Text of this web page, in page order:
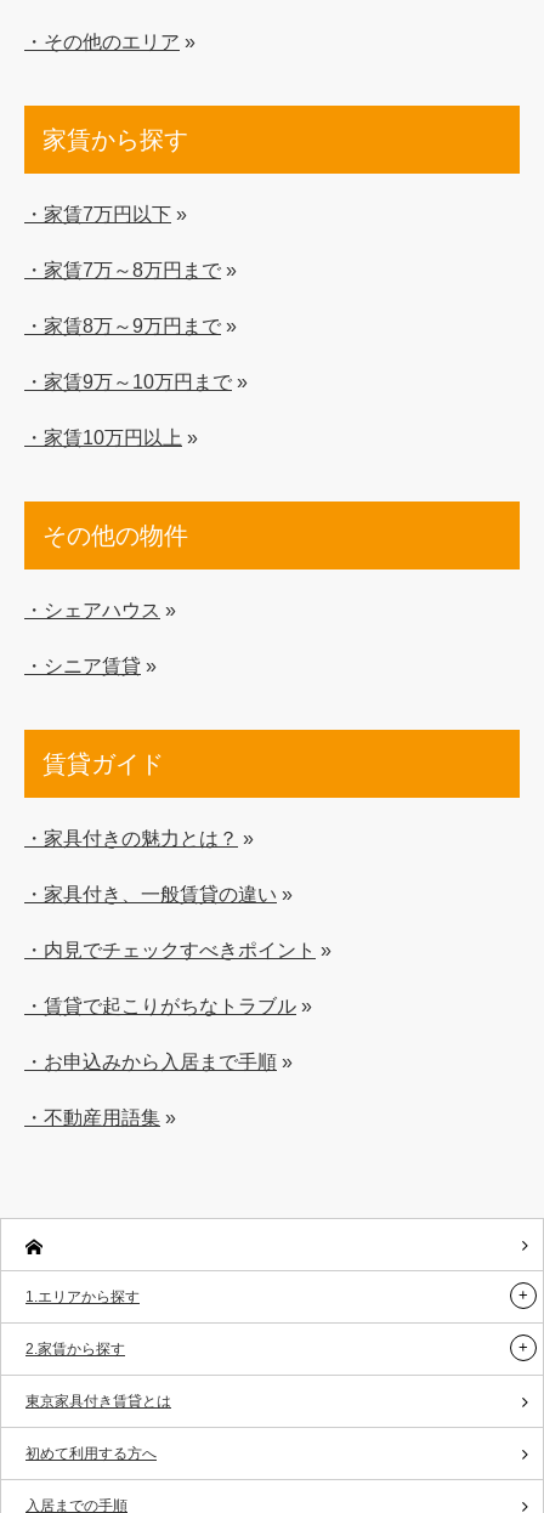
・その他のエリア »
家賃から探す
・家賃7万円以下 »
・家賃7万～8万円まで »
・家賃8万～9万円まで »
・家賃9万～10万円まで »
・家賃10万円以上 »
その他の物件
・シェアハウス »
・シニア賃貸 »
賃貸ガイド
・家具付きの魅力とは？ »
・家具付き、一般賃貸の違い »
・内見でチェックすべきポイント »
・賃貸で起こりがちなトラブル »
・お申込みから入居まで手順 »
・不動産用語集 »
1.エリアから探す
2.家賃から探す
東京家具付き賃貸とは
初めて利用する方へ
入居までの手順